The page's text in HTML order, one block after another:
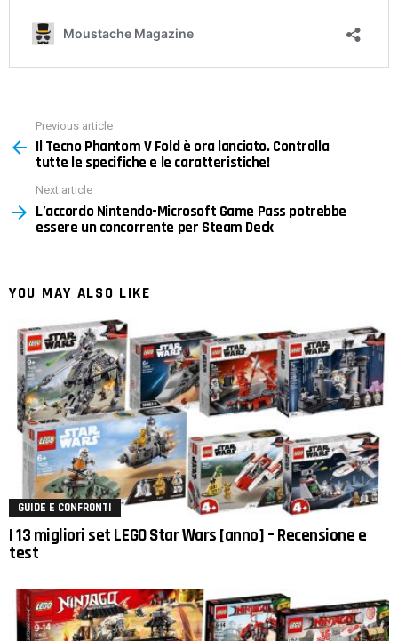
more
Previous article
Il Tecno Phantom V Fold è ora lanciato. Controlla
tutte le specifiche e le caratteristiche!
Next article
L’accordo Nintendo-Microsoft Game Pass potrebbe
essere un concorrente per Steam Deck
YOU MAY ALSO LIKE
GUIDE E CONFRONTI
I 13 migliori set LEGO Star Wars [anno] – Recensione e
test